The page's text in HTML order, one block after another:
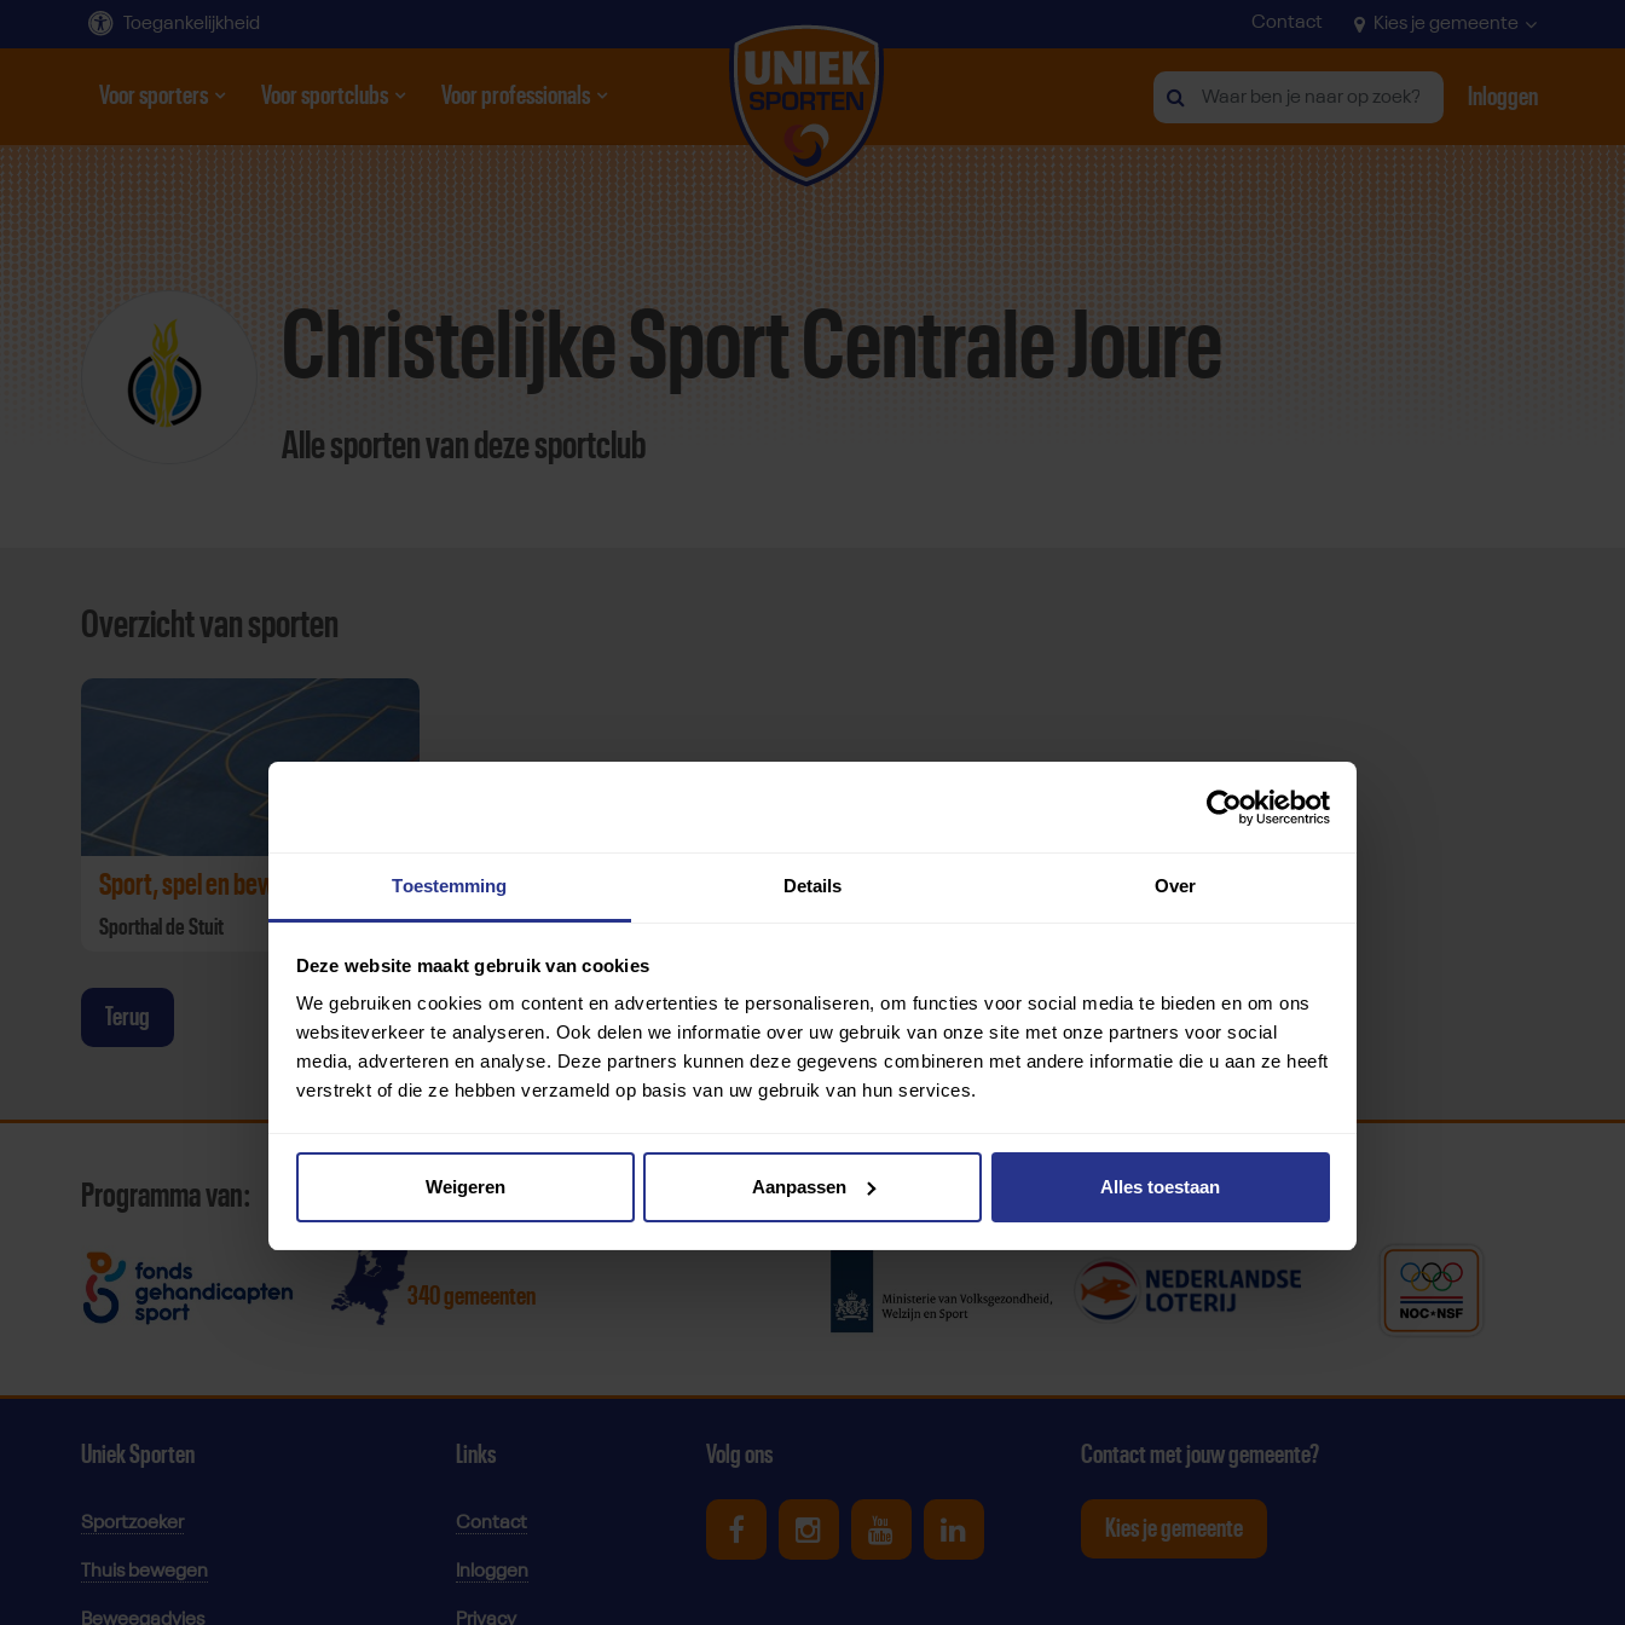
Toestemming Details Over
Deze website maakt gebruik van cookies
We gebruiken cookies om content en advertenties te personaliseren, om functies voor social media te bieden en om ons
websiteverkeer te analyseren. Ook delen we informatie over uw gebruik van onze site met onze partners voor social
media, adverteren en analyse. Deze partners kunnen deze gegevens combineren met andere informatie die u aan ze heeft
verstrekt of die ze hebben verzameld op basis van uw gebruik van hun services.
Weigeren Aanpassen Alles toestaan
Direct
door
Toegankelijkheid Contact Kies je gemeente
Open submenu
Voor sporters
Open submenu
Voor sportclubs
Open submenu
Voor professionals
Zoeken Inloggen
Christelijke Sport Centrale Joure
Alle sporten van deze sportclub
Overzicht van sporten
Sport, spel en bewegen
Sporthal de Stuit
Terug
Programma van:
340 gemeenten
Partners:
Uniek Sporten
Sportzoeker
Thuis bewegen
Beweegadvies
Links
Contact
Inloggen
Privacy
Volg ons
Uniek Sporten op Facebook
Uniek Sporten op Instagram
Uniek Sporten op Youtube
Uniek Sporten op Linkedin
Contact met jouw gemeente?
Kies je gemeente